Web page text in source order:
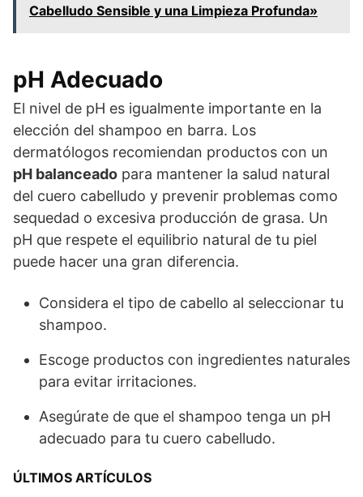
Cabelludo Sensible y una Limpieza Profunda»
pH Adecuado
El nivel de pH es igualmente importante en la
elección del shampoo en barra. Los
dermatólogos recomiendan productos con un
pH balanceado para mantener la salud natural
del cuero cabelludo y prevenir problemas como
sequedad o excesiva producción de grasa. Un
pH que respete el equilibrio natural de tu piel
puede hacer una gran diferencia.
Considera el tipo de cabello al seleccionar tu
shampoo.
Escoge productos con ingredientes naturales
para evitar irritaciones.
Asegúrate de que el shampoo tenga un pH
adecuado para tu cuero cabelludo.
ÚLTIMOS ARTÍCULOS